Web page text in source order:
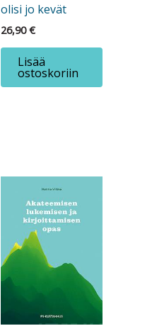
olisi jo kevät
26,90€
Lisää
ostoskoriin